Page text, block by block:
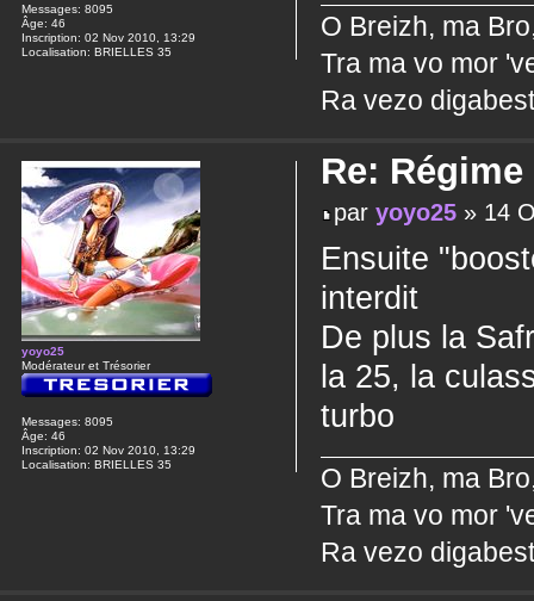
O Breizh, ma
Tra ma vo mor
Ra vezo
Messages: 8095
Âge: 46
Inscription: 02 Nov 2010, 13:29
Localisation: BRIELLES 35
Re:
paryoyo25 » 14
Ensuite
interdit
De plus la
la 25, la
turbo
O Breizh, ma
Tra ma vo mor
Ra vezo
yoyo25
Modérateur et Trésorier
Messages: 8095
Âge: 46
Inscription: 02 Nov 2010, 13:29
Localisation: BRIELLES 35